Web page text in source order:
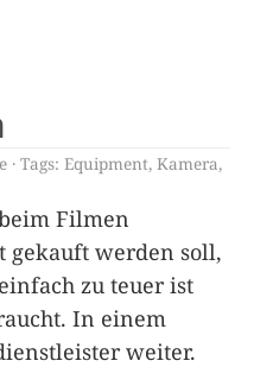
Tags: Equipment, Kamera,
Filmen
gekauft werden soll,
zu teuer ist
In einem
weiter.